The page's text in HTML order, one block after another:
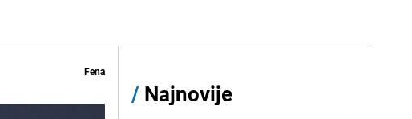
Fena
/ Najnovije